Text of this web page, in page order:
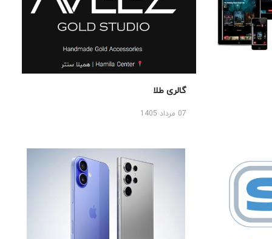
گالری طلا
07 مرداد 1405